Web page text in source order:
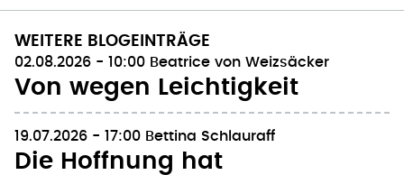
WEITERE BLOGEINTRÄGE
02.08.2026 - 10:00 Beatrice von Weizsäcker
Von wegen Leichtigkeit
19.07.2026 - 17:00 Bettina Schlauraff
Die Hoffnung hat